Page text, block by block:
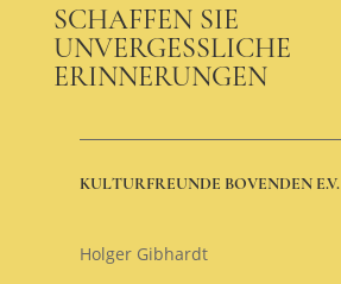
SCHAFFEN SIE
UNVERGESSLICHE
ERINNERUNGEN
KULTURFREUNDE BOVENDEN E.V.
Holger Gibhardt